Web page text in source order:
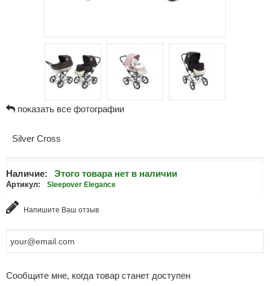
показать все фотографии
Silver Cross
Наличие: Этого товара нет в наличии
Артикул: Sleepover Elegance
Напишите Ваш отзыв
Сообщите мне, когда товар станет доступен